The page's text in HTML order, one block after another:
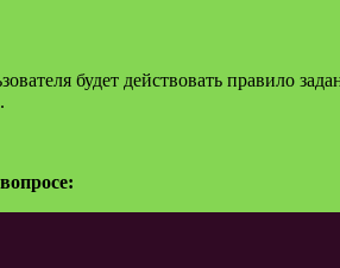
будет действовать правило